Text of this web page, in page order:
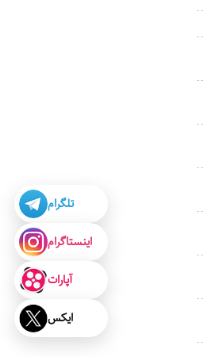
تلگرام
اینستاگرام
آپارات
ایکس